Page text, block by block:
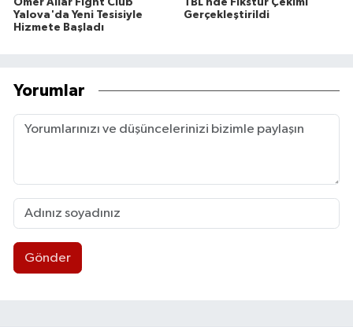
Ömer Allar Fight Club
Yalova'da Yeni Tesisiyle
Hizmete Başladı
TBL’nde Fikstür Çekimi
Gerçekleştirildi
Yorumlar
Gönder